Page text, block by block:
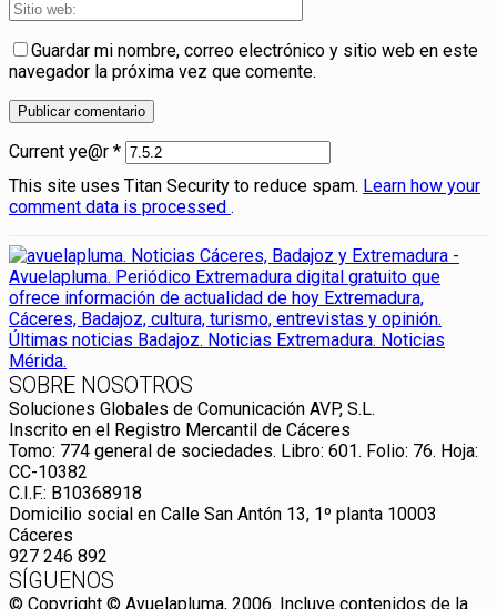
Guardar mi nombre, correo electrónico y sitio web en este
navegador la próxima vez que comente.
Current ye@r *
This site uses Titan Security to reduce spam. Learn how your
comment data is processed .
SOBRE NOSOTROS
Soluciones Globales de Comunicación AVP, S.L.
Inscrito en el Registro Mercantil de Cáceres
Tomo: 774 general de sociedades. Libro: 601. Folio: 76. Hoja:
CC-10382
C.I.F.: B10368918
Domicilio social en Calle San Antón 13, 1º planta 10003
Cáceres
927 246 892
SÍGUENOS
© Copyright © Avuelapluma, 2006. Incluye contenidos de la